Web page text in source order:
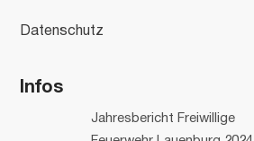
Datenschutz
Infos
Jahresbericht Freiwillige